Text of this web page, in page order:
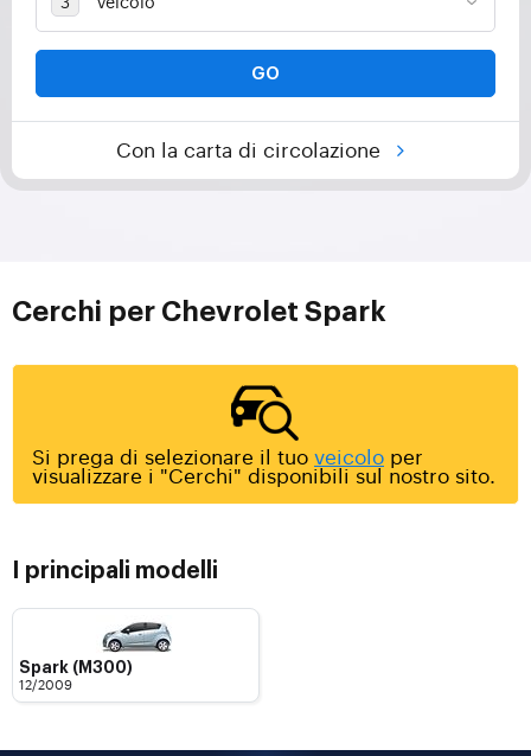
GO
Con la carta di circolazione
Cerchi per Chevrolet Spark
Si prega di selezionare il tuo veicolo per
visualizzare i "Cerchi" disponibili sul nostro sito.
I principali modelli
Spark (M300)
12/2009